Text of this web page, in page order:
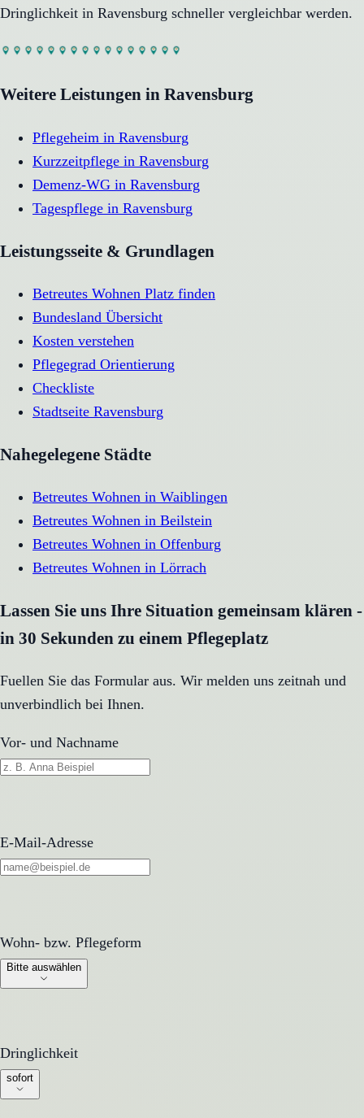
Dringlichkeit in Ravensburg schneller vergleichbar werden.
Weitere Leistungen in Ravensburg
Pflegeheim in Ravensburg
Kurzzeitpflege in Ravensburg
Demenz-WG in Ravensburg
Tagespflege in Ravensburg
Leistungsseite & Grundlagen
Betreutes Wohnen Platz finden
Bundesland Übersicht
Kosten verstehen
Pflegegrad Orientierung
Checkliste
Stadtseite Ravensburg
Nahegelegene Städte
Betreutes Wohnen in Waiblingen
Betreutes Wohnen in Beilstein
Betreutes Wohnen in Offenburg
Betreutes Wohnen in Lörrach
Lassen Sie uns Ihre Situation gemeinsam klären -
in 30 Sekunden zu einem Pflegeplatz
Fuellen Sie das Formular aus. Wir melden uns zeitnah und
unverbindlich bei Ihnen.
Vor- und Nachname
E-Mail-Adresse
Wohn- bzw. Pflegeform
Wohn- bzw. Pflegeform
Bitte auswählen
Dringlichkeit
Dringlichkeit
sofort